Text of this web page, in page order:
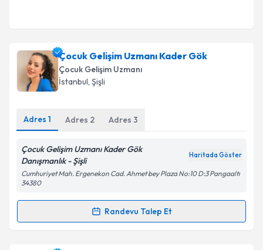
Çocuk Gelişim Uzmanı Kader Gök
Çocuk Gelişim Uzmanı
İstanbul, Şişli
Adres 1 Adres 2 Adres 3
Çocuk Gelişim Uzmanı Kader Gök
Danışmanlık - Şişli
Haritada Göster
Cumhuriyet Mah. Ergenekon Cad. Ahmet bey Plaza No:10 D:3 Pangaaltı
34380
Randevu Talep Et
Randevu Takvimi Talebi